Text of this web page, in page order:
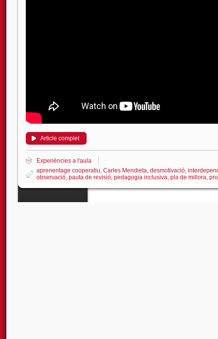
Article complet
Experiències a l'aula
aprenentage cooperatiu, Carles Mendieta, desmotivació,
observació, pauta de revisió, pedagogia inclusiva, pla de millora,